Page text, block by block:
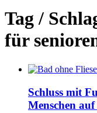
Tag /
für
Schluss mit
Menschen